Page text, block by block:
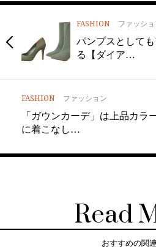
FASHION ファッショ
パンプスとして
る【ダイア…
FASHION ファッション
「ガウンカーデ」は上品カラ
に着こなし…
Read
おすすめの関